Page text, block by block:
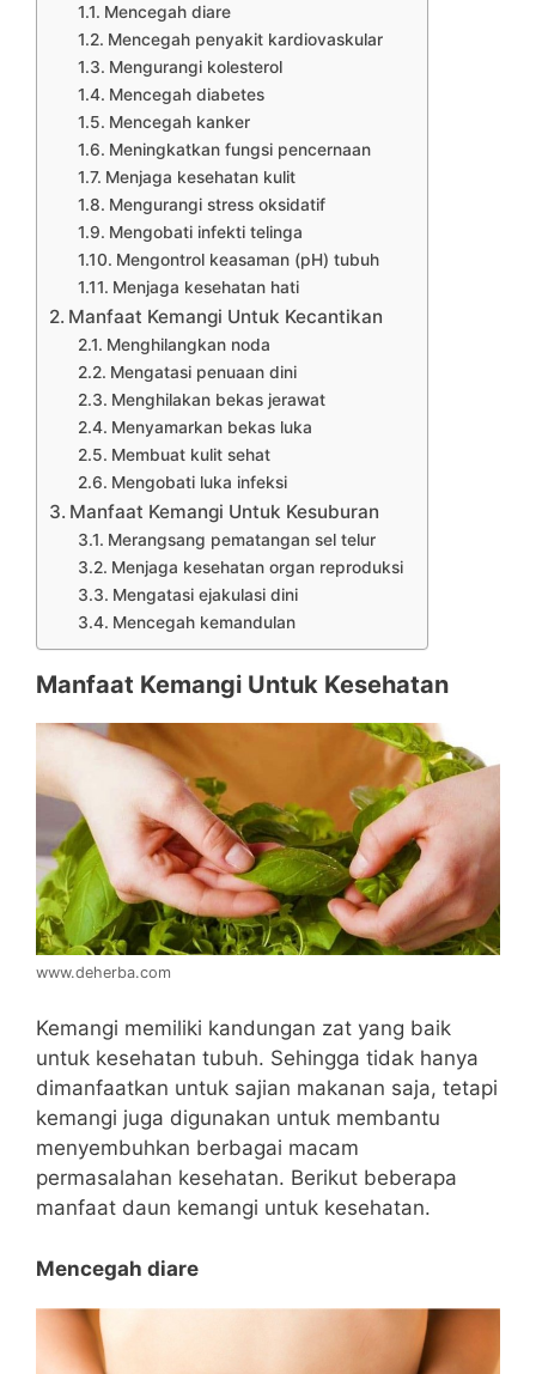
Mencegah diare
Mencegah penyakit kardiovaskular
Mengurangi kolesterol
Mencegah diabetes
Mencegah kanker
Meningkatkan fungsi pencernaan
Menjaga kesehatan kulit
Mengurangi stress oksidatif
Mengobati infekti telinga
Mengontrol keasaman (pH) tubuh
Menjaga kesehatan hati
Manfaat Kemangi Untuk Kecantikan
Menghilangkan noda
Mengatasi penuaan dini
Menghilakan bekas jerawat
Menyamarkan bekas luka
Membuat kulit sehat
Mengobati luka infeksi
Manfaat Kemangi Untuk Kesuburan
Merangsang pematangan sel telur
Menjaga kesehatan organ reproduksi
Mengatasi ejakulasi dini
Mencegah kemandulan
Manfaat Kemangi Untuk Kesehatan
www.deherba.com
Kemangi memiliki kandungan zat yang baik
untuk kesehatan tubuh. Sehingga tidak hanya
dimanfaatkan untuk sajian makanan saja, tetapi
kemangi juga digunakan untuk membantu
menyembuhkan berbagai macam
permasalahan kesehatan. Berikut beberapa
manfaat daun kemangi untuk kesehatan.
Mencegah diare